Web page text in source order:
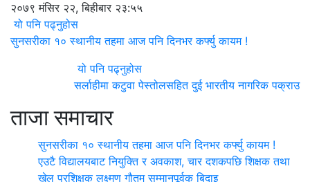
२०७९ मंसिर २२, बिहीबार २३:५५
यो पनि पढ्नुहोस
सुनसरीका १० स्थानीय तहमा आज पनि दिनभर कर्फ्यु कायम !
यो पनि पढ्नुहोस
सर्लाहीमा कटुवा पेस्तोलसहित दुई भारतीय नागरिक पक्राउ
ताजा समाचार
सुनसरीका १० स्थानीय तहमा आज पनि दिनभर कर्फ्यु कायम !
एउटै विद्यालयबाट नियुक्ति र अवकाश, चार दशकपछि शिक्षक तथा
खेल प्रशिक्षक लक्ष्मण गौतम सम्मानपूर्वक बिदाइ